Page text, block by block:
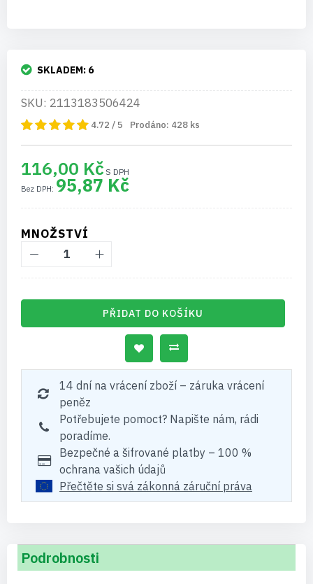
SKLADEM: 6
SKU: 2113183506424
4.72 / 5 Prodáno: 428 ks
116,00 Kč
95,87 Kč
MNOŽSTVÍ
PŘIDAT DO KOŠÍKU
14 dní na vrácení zboží – záruka vrácení
peněz
Potřebujete pomoct? Napište nám, rádi
poradíme.
Bezpečné a šifrované platby – 100 %
ochrana vašich údajů
Přečtěte si svá zákonná záruční práva
Podrobnosti